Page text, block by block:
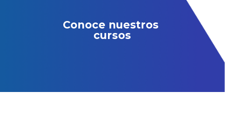
Conoce nuestros
cursos